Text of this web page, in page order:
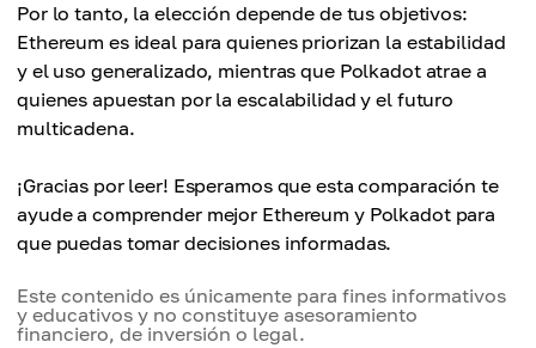
Por lo tanto, la elección depende de tus objetivos:
Ethereum es ideal para quienes priorizan la estabilidad
y el uso generalizado, mientras que Polkadot atrae a
quienes apuestan por la escalabilidad y el futuro
multicadena.
¡Gracias por leer! Esperamos que esta comparación te
ayude a comprender mejor Ethereum y Polkadot para
que puedas tomar decisiones informadas.
Este contenido es únicamente para fines informativos
y educativos y no constituye asesoramiento
financiero, de inversión o legal.